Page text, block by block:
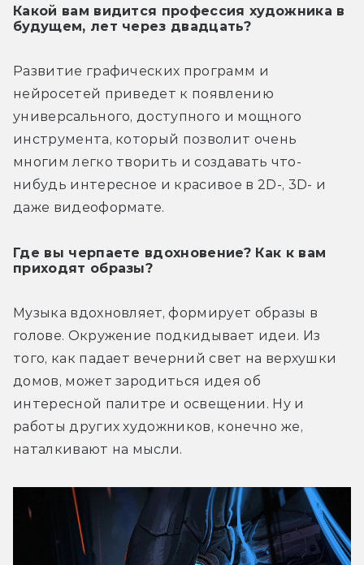
Какой вам видится профессия художника в
будущем, лет через двадцать?
Развитие графических программ и
нейросетей приведет к появлению
универсального, доступного и мощного
инструмента, который позволит очень
многим легко творить и создавать что-
нибудь интересное и красивое в 2D-, 3D- и
даже видеоформате.
Где вы черпаете вдохновение? Как к вам
приходят образы?
Музыка вдохновляет, формирует образы в
голове. Окружение подкидывает идеи. Из
того, как падает вечерний свет на верхушки
домов, может зародиться идея об
интересной палитре и освещении. Ну и
работы других художников, конечно же,
наталкивают на мысли.